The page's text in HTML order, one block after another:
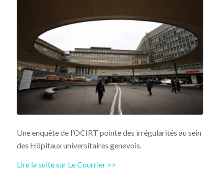
Une enquête de l’OCIRT pointe des irrégularités au sein
des Hôpitaux universitaires genevois.
Lire la suite sur Le Courrier >>